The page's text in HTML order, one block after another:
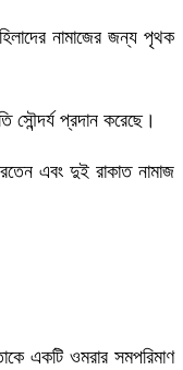
নামাজের জন্য পৃথক
সৌন্দর্য প্রদান করেছে।
এবং দুই রাকাত নামাজ
একটি ওমরার সমপরিমাণ